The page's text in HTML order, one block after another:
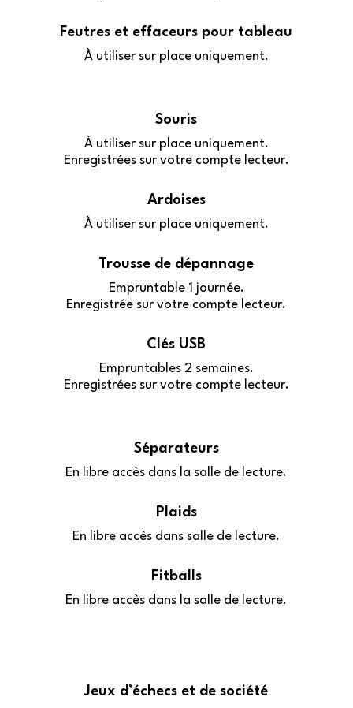
Feutres et effaceurs pour tableau
À utiliser sur place uniquement.
Souris
À utiliser sur place uniquement.
Enregistrées sur votre compte lecteur.
Ardoises
À utiliser sur place uniquement.
Trousse de dépannage
Empruntable 1 journée.
Enregistrée sur votre compte lecteur.
Clés USB
Empruntables 2 semaines.
Enregistrées sur votre compte lecteur.
Séparateurs
En libre accès dans la salle de lecture.
Plaids
En libre accès dans salle de lecture.
Fitballs
En libre accès dans la salle de lecture.
Jeux d’échecs et de société